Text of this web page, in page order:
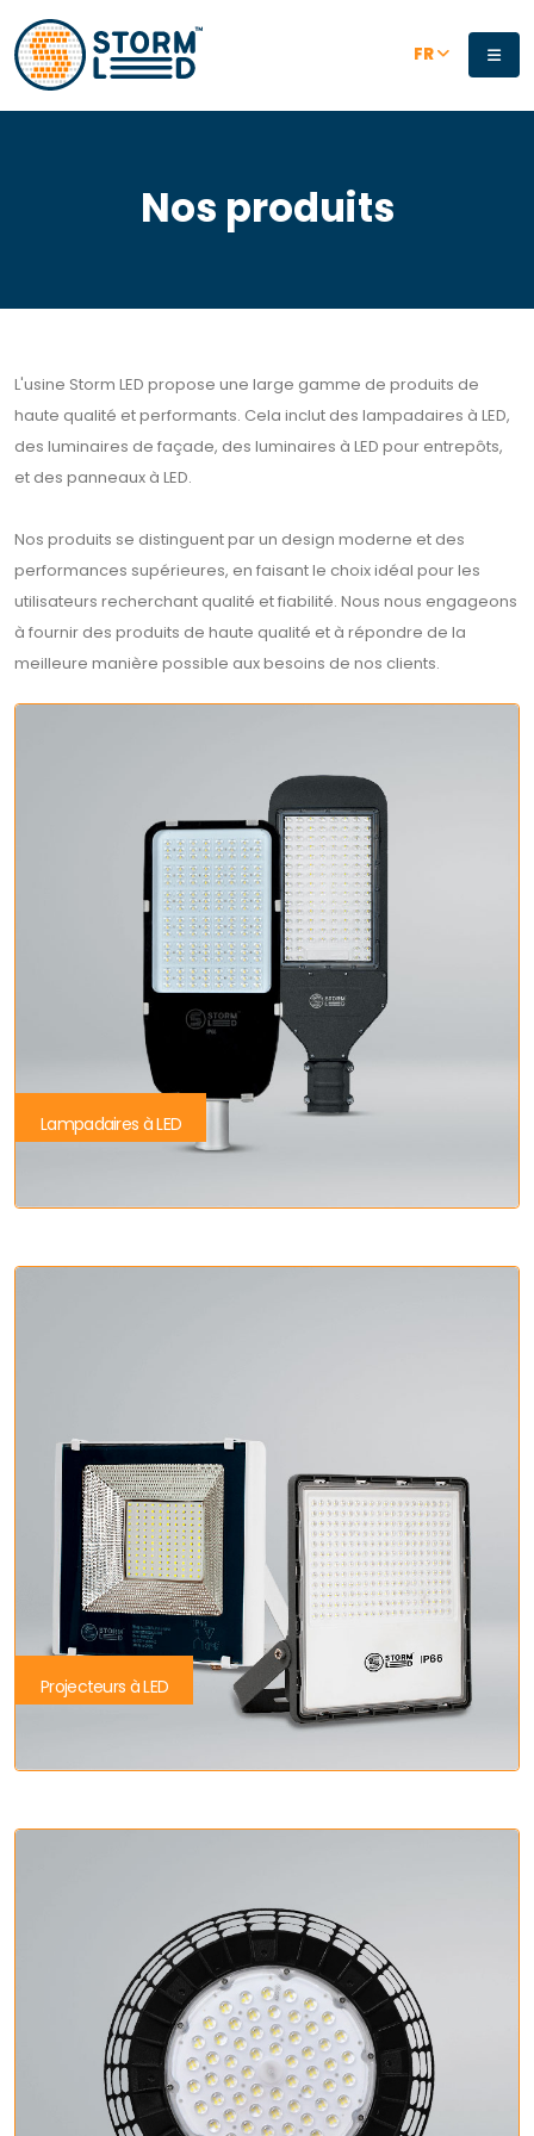
Aller au contenu principal
FR
Nos produits
L'usine Storm LED propose une large gamme de produits de
haute qualité et performants. Cela inclut des lampadaires à LED,
des luminaires de façade, des luminaires à LED pour entrepôts,
et des panneaux à LED.
Nos produits se distinguent par un design moderne et des
performances supérieures, en faisant le choix idéal pour les
utilisateurs recherchant qualité et fiabilité. Nous nous engageons
à fournir des produits de haute qualité et à répondre de la
meilleure manière possible aux besoins de nos clients.
Lampadaires à LED
Projecteurs à LED